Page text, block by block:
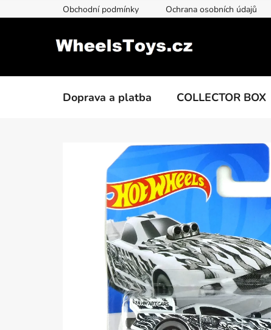
na
Obchodní podmínky Ochrana osobních údajů
Doprava a platba COLLECTOR BOX